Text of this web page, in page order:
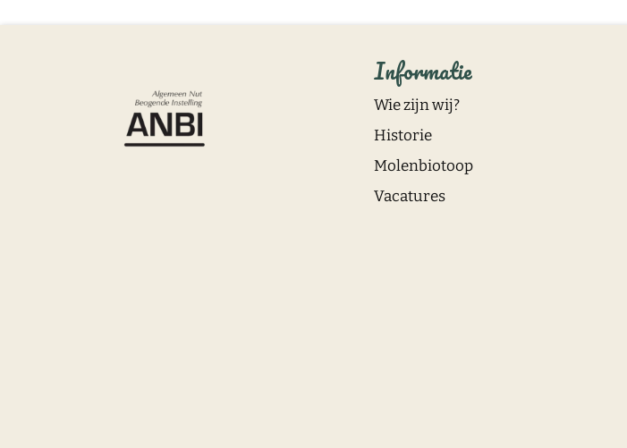
Informatie
Wie zijn wij?
Historie
Molenbiotoop
Vacatures